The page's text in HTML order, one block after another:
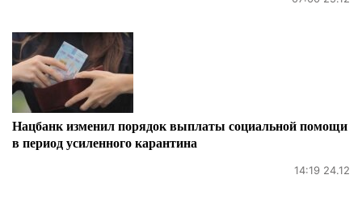
Нацбанк изменил порядок выплаты социальной помощи
в период усиленного карантина
14:19 24.12